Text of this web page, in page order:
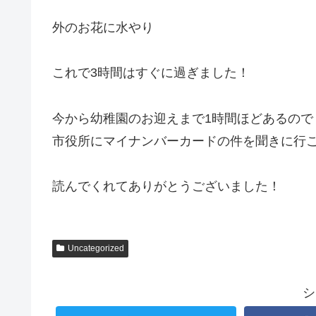
外のお花に水やり
これで3時間はすぐに過ぎました！
今から幼稚園のお迎えまで1時間ほどあるので
市役所にマイナンバーカードの件を聞きに行
読んでくれてありがとうございました！
Uncategorized